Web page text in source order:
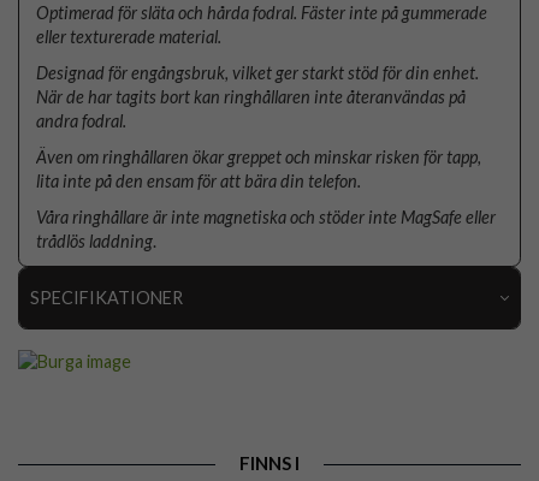
Optimerad för släta och hårda fodral. Fäster inte på gummerade
eller texturerade material.
Designad för engångsbruk, vilket ger starkt stöd för din enhet.
När de har tagits bort kan ringhållaren inte återanvändas på
andra fodral.
Även om ringhållaren ökar greppet och minskar risken för tapp,
lita inte på den ensam för att bära din telefon.
Våra ringhållare är inte magnetiska och stöder inte MagSafe eller
trådlös laddning.
SPECIFIKATIONER
FINNS I